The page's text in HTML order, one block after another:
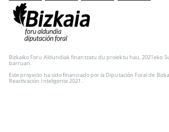
Bizkaiko Foru Aldundiak finantzatu du proiektu hau, 2021eko
barruan.
Este proyecto ha sido financiado por la Diputación Foral de
Reactivación Inteligente 2021.